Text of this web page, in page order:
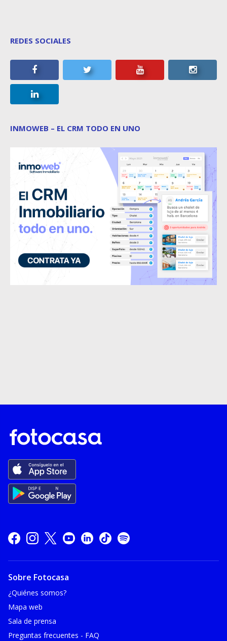
REDES SOCIALES
INMOWEB – EL CRM TODO EN UNO
Sobre Fotocasa
¿Quiénes somos?
Mapa web
Sala de prensa
Preguntas frecuentes - FAQ